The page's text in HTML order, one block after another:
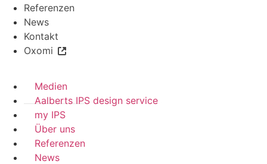
Referenzen
News
Kontakt
Oxomi
Medien
Aalberts IPS design service
my IPS
Über uns
Referenzen
News